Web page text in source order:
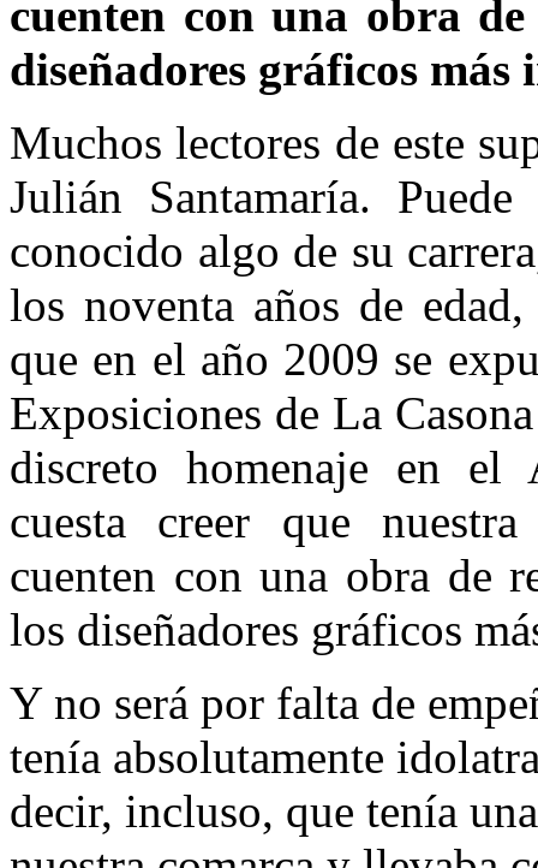
cuenten con una obra
diseñadores gráficos más
Muchos lectores de este
Julián Santamaría.
conocido algo de su
los noventa años de
que en el año 2009 se
Exposiciones de La
discreto homenaje en el
cuesta creer que
cuenten con una obra de
los diseñadores gráficos
Y no será por falta de
tenía absolutamente
decir, incluso, que tenía